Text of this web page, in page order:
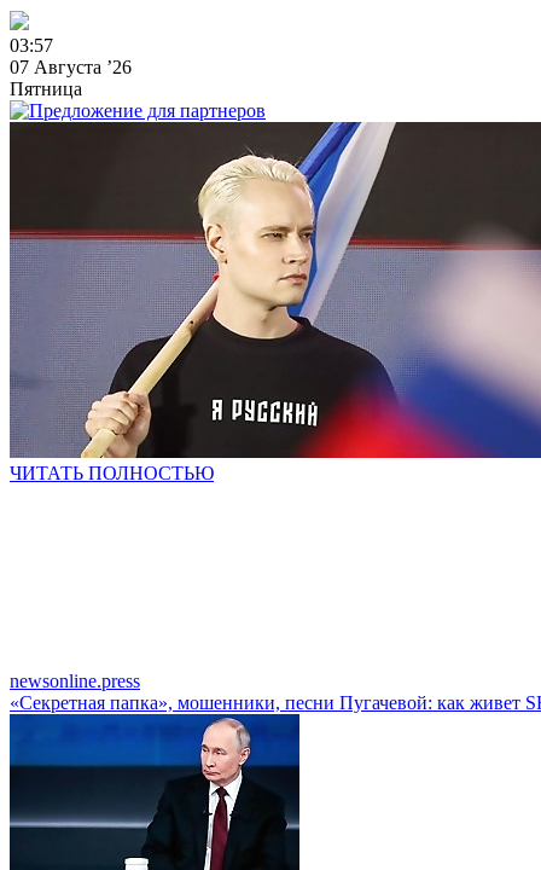
03:57
07 Августа ’26
Пятница
ЧИТАТЬ ПОЛНОСТЬЮ
newsonline.press
«Секретная папка», мошенники, песни Пугачевой: как живет